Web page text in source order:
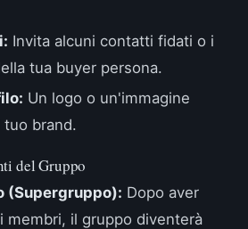
Invita alcuni contatti fidati o i
tua buyer persona.
Un logo o un'immagine
brand.
del Gruppo
(Supergruppo): Dopo aver
membri, il gruppo diventerà